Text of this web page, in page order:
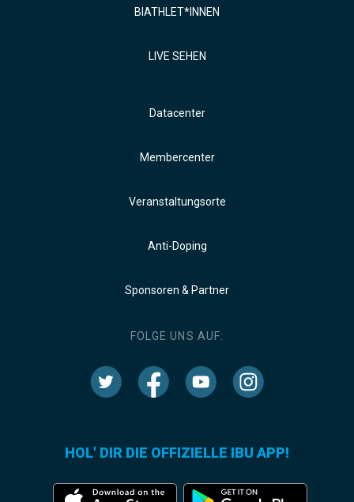
BIATHLET*INNEN
LIVE SEHEN
Datacenter
Membercenter
Veranstaltungsorte
Anti-Doping
Sponsoren & Partner
FOLGE UNS AUF:
HOL' DIR DIE OFFIZIELLE IBU APP!